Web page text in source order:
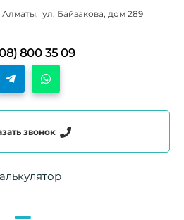
Алматы, ул. Байзакова, дом 289
800 35 09
звонок